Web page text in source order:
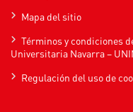
Mapa del sitio
Términos y condiciones
Universitaria Navarra –
Regulación del uso de